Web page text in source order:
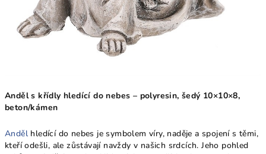
Anděl s křídly hledící do nebes – polyresin, šedý 10×10×8,
beton/kámen
Anděl hledící do nebes je symbolem víry, naděje a spojení s těmi,
kteří odešli, ale zůstávají navždy v našich srdcích. Jeho pohled